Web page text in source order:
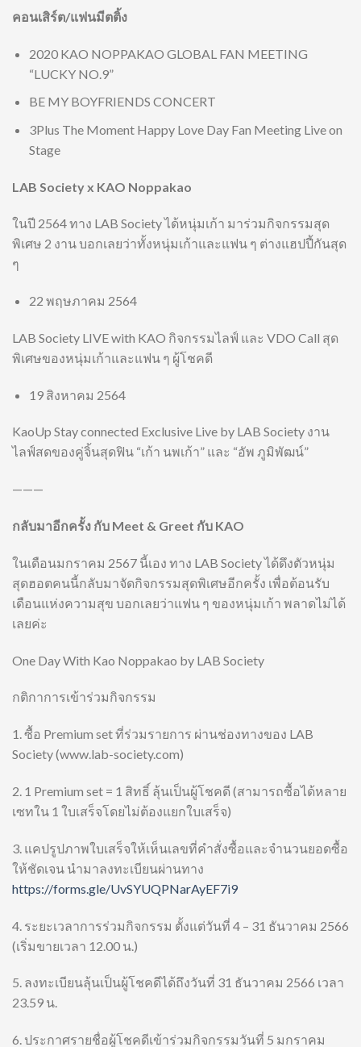
คอนเสิร์ต/แฟนมีตติ้ง
2020 KAO NOPPAKAO GLOBAL FAN MEETING
“LUCKY NO.9”
BE MY BOYFRIENDS CONCERT
3Plus The Moment Happy Love Day Fan Meeting Live on
Stage
LAB Society x KAO Noppakao
ในปี 2564 ทาง LAB Society ได้หนุ่มเก้า มาร่วมกิจกรรมสุด
พิเศษ 2 งาน บอกเลยว่าทั้งหนุ่มเก้าและแฟน ๆ ต่างแฮปปี้กันสุด
ๆ
22 พฤษภาคม 2564
LAB Society LIVE with KAO กิจกรรมไลฟ์ และ VDO Call สุด
พิเศษของหนุ่มเก้าและแฟน ๆ ผู้โชคดี
19 สิงหาคม 2564
KaoUp Stay connected Exclusive Live by LAB Society งาน
ไลฟ์สดของคู่จิ้นสุดฟิน “เก้า นพเก้า” และ “อัพ ภูมิพัฒน์”
———
กลับมาอีกครั้ง กับ Meet & Greet กับ KAO
ในเดือนมกราคม 2567 นี้เอง ทาง LAB Society ได้ดึงตัวหนุ่ม
สุดฮอตคนนี้กลับมาจัดกิจกรรมสุดพิเศษอีกครั้ง เพื่อต้อนรับ
เดือนแห่งความสุข บอกเลยว่าแฟน ๆ ของหนุ่มเก้า พลาดไม่ได้
เลยค่ะ
One Day With Kao Noppakao by LAB Society
กติกาการเข้าร่วมกิจกรรม
1. ซื้อ Premium set ที่ร่วมรายการ ผ่านช่องทางของ LAB
Society (www.lab-society.com)
2. 1 Premium set = 1 สิทธิ์ ลุ้นเป็นผู้โชคดี (สามารถซื้อได้หลาย
เซทใน 1 ใบเสร็จโดยไม่ต้องแยกใบเสร็จ)
3. แคปรูปภาพใบเสร็จให้เห็นเลขที่คำสั่งซื้อและจำนวนยอดซื้อ
ให้ชัดเจน นำมาลงทะเบียนผ่านทาง
https://forms.gle/UvSYUQPNarAyEF7i9
4. ระยะเวลาการร่วมกิจกรรม ตั้งแต่วันที่ 4 – 31 ธันวาคม 2566
(เริ่มขายเวลา 12.00 น.)
5. ลงทะเบียนลุ้นเป็นผู้โชคดีได้ถึงวันที่ 31 ธันวาคม 2566 เวลา
23.59 น.
6. ประกาศรายชื่อผู้โชคดีเข้าร่วมกิจกรรมวันที่ 5 มกราคม